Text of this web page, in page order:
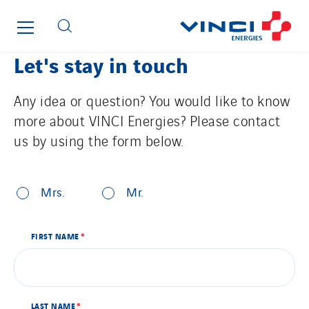
Let's stay in touch
Any idea or question? You would like to know
more about VINCI Energies? Please contact
us by using the form below.
Mrs. Mr.
NOM *
FIRST NAME
LAST NAME
Getelec Guadeloupe
Getelec Guyane
Getelec Martinique
Gétéo
Greenaffair
GT Iris
GT Vendée
GT-Cornouaille
GTIE Armorique
GTIE Tertiaire